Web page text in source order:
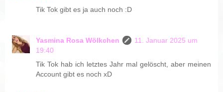
Tik Tok gibt es ja auch noch :D
Yasmina Rosa Wölkchen
11. Januar 2025 um
19:40
Tik Tok hab ich letztes Jahr mal gelöscht, aber meinen
Account gibt es noch xD